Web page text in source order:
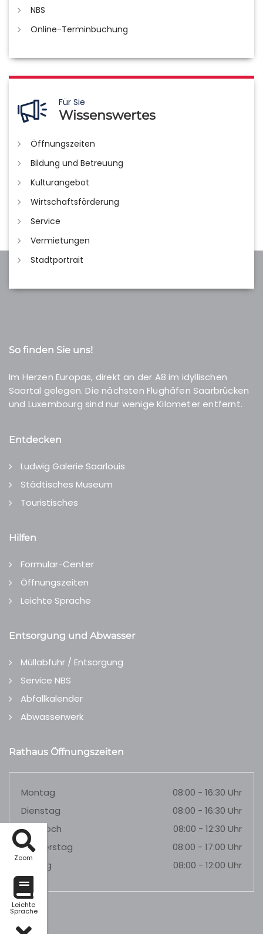
Zoom
Leichte
Sprache
NBS
Online-Terminbuchung
Für Sie
Wissenswertes
Öffnungszeiten
Bildung und Betreuung
Kulturangebot
Wirtschaftsförderung
Service
Vermietungen
Stadtportrait
So finden Sie uns!
Im Herzen Europas, direkt an der A8 im idyllischen
Saartal gelegen. Die nächsten Flughäfen Saarbrücken
und Luxembourg sind nur wenige Kilometer entfernt.
Entdecken
Ludwig Galerie Saarlouis
Städtisches Museum
Touristisches
Hilfen
Formular-Center
Öffnungszeiten
Leichte Sprache
Entsorgung und Abwasser
Müllabfuhr / Entsorgung
Service NBS
Abfallkalender
Abwasserwerk
Rathaus Öffnungszeiten
Montag
08:00 - 16:30 Uhr
Dienstag
08:00 - 16:30 Uhr
Mittwoch
08:00 - 12:30 Uhr
Donnerstag
08:00 - 17:00 Uhr
Freitag
08:00 - 12:00 Uhr